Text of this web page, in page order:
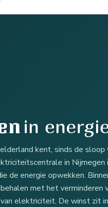
in
kent, sinds de
in Nijmegen
de energie opwekken.
met het
elektriciteit. De winst zit